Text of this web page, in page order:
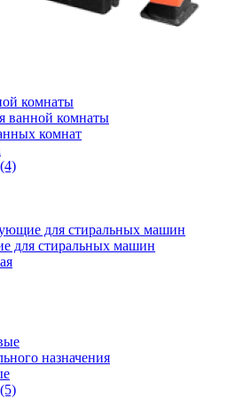
комнаты
ванной комнаты
комнат
для стиральных машин
для стиральных машин
назначения